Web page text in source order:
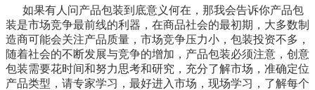
如果有人问产品包装到底意义何在，那我会告诉你产品包
装是市场竞争最前线的利器，在商品社会的最初期，大多数制
造商可能会关注产品质量，市场竞争压力小，包装投资不多，
随着社会的不断发展与竞争的增加，产品包装必须注意，创意
包装需要花时间和努力思考和研究，充分了解市场，准确定位
产品类型，请专家学习，最好进入市场，现场学习，了解每个